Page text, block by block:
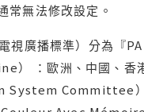
常無法修改設定。
廣播標準）分為『
） ：歐洲、中國、香
Committee）